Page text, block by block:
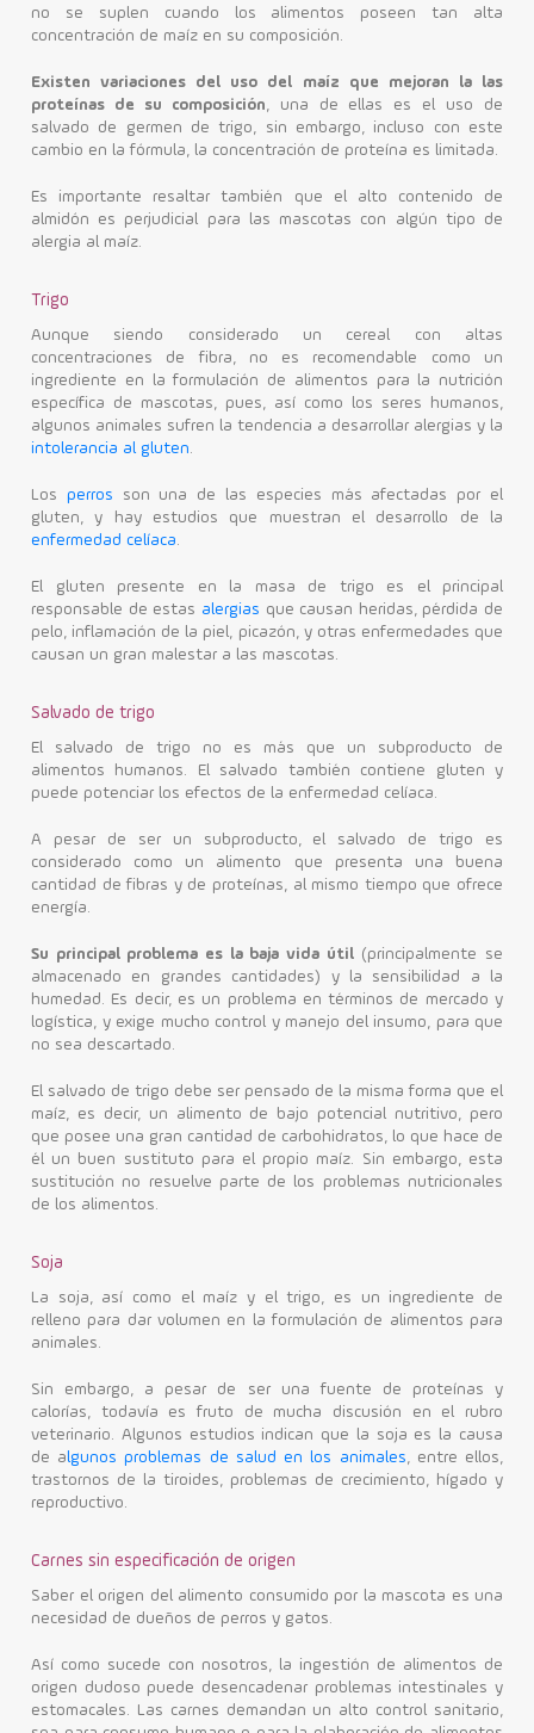
no se suplen cuando los alimentos poseen tan alta
concentración de maíz en su composición.
Existen variaciones del uso del maíz que mejoran la las
proteínas de su composición, una de ellas es el uso de
salvado de germen de trigo, sin embargo, incluso con este
cambio en la fórmula, la concentración de proteína es limitada.
Es importante resaltar también que el alto contenido de
almidón es perjudicial para las mascotas con algún tipo de
alergia al maíz.
Trigo
Aunque siendo considerado un cereal con altas
concentraciones de fibra, no es recomendable como un
ingrediente en la formulación de alimentos para la nutrición
específica de mascotas, pues, así como los seres humanos,
algunos animales sufren la tendencia a desarrollar alergias y la
intolerancia al gluten.
Los perros son una de las especies más afectadas por el
gluten, y hay estudios que muestran el desarrollo de la
enfermedad celíaca.
El gluten presente en la masa de trigo es el principal
responsable de estas alergias que causan heridas, pérdida de
pelo, inflamación de la piel, picazón, y otras enfermedades que
causan un gran malestar a las mascotas.
Salvado de trigo
El salvado de trigo no es más que un subproducto de
alimentos humanos. El salvado también contiene gluten y
puede potenciar los efectos de la enfermedad celíaca.
A pesar de ser un subproducto, el salvado de trigo es
considerado como un alimento que presenta una buena
cantidad de fibras y de proteínas, al mismo tiempo que ofrece
energía.
Su principal problema es la baja vida útil(principalmente se
almacenado en grandes cantidades) y la sensibilidad a la
humedad. Es decir, es un problema en términos de mercado y
logística, y exige mucho control y manejo del insumo, para que
no sea descartado.
El salvado de trigo debe ser pensado de la misma forma que el
maíz, es decir, un alimento de bajo potencial nutritivo, pero
que posee una gran cantidad de carbohidratos, lo que hace de
él un buen sustituto para el propio maíz. Sin embargo, esta
sustitución no resuelve parte de los problemas nutricionales
de los alimentos.
Soja
La soja, así como el maíz y el trigo, es un ingrediente de
relleno para dar volumen en la formulación de alimentos para
animales.
Sin embargo, a pesar de ser una fuente de proteínas y
calorías, todavía es fruto de mucha discusión en el rubro
veterinario. Algunos estudios indican que la soja es la causa
de algunos problemas de salud en los animales, entre ellos,
trastornos de la tiroides, problemas de crecimiento, hígado y
reproductivo.
Carnes sin especificación de origen
Saber el origen del alimento consumido por la mascota es una
necesidad de dueños de perros y gatos.
Así como sucede con nosotros, la ingestión de alimentos de
origen dudoso puede desencadenar problemas intestinales y
estomacales. Las carnes demandan un alto control sanitario,